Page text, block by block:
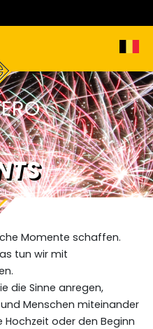
Momente schaffen.
tun wir mit
die Sinne anregen,
Menschen miteinander
Hochzeit oder den Beginn